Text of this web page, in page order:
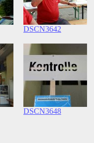
DSCN3642
DSCN3648